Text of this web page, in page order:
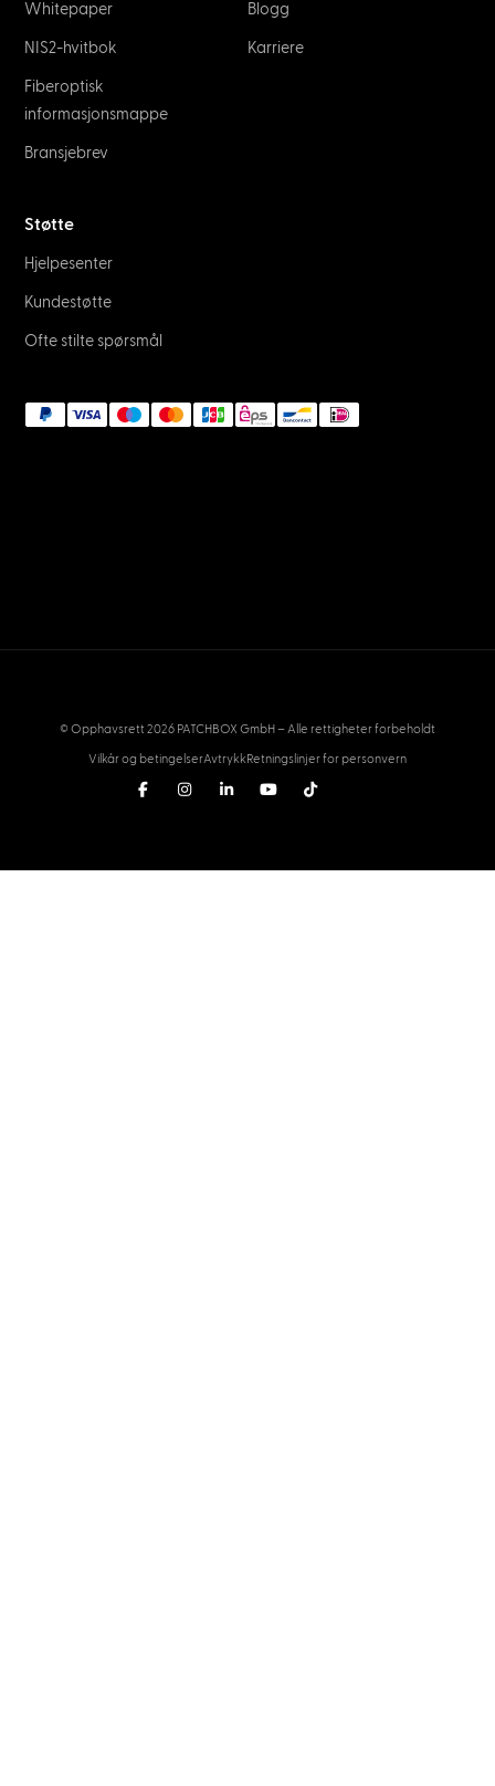
Whitepaper
NIS2-hvitbok
Fiberoptisk
informasjonsmappe
Bransjebrev
Blogg
Karriere
Støtte
Hjelpesenter
Kundestøtte
Ofte stilte spørsmål
© Opphavsrett 2026 PATCHBOX GmbH – Alle rettigheter forbeholdt
Vilkår og betingelserAvtrykkRetningslinjer for personvern